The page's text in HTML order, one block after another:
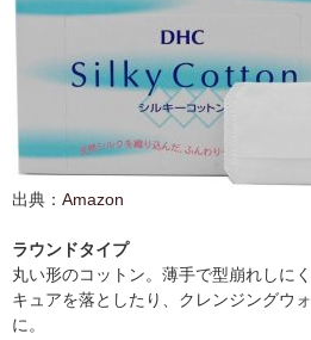
出典： Amazon
ラウンドタイプ
丸い形のコットン。薄手で型崩れしに
キュアを落としたり、クレンジングウ
に。